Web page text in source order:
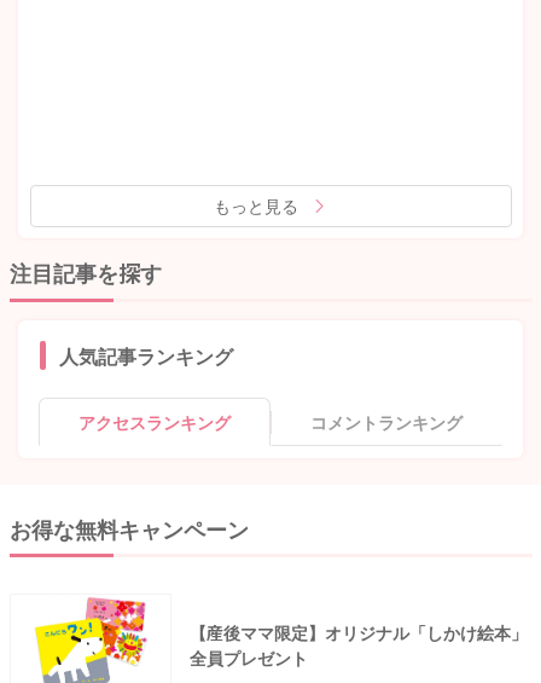
もっと見る
注目記事を探す
人気記事ランキング
アクセスランキング コメントランキング
お得な無料キャンペーン
【産後ママ限定】オリジナル「しかけ絵本」
全員プレゼント